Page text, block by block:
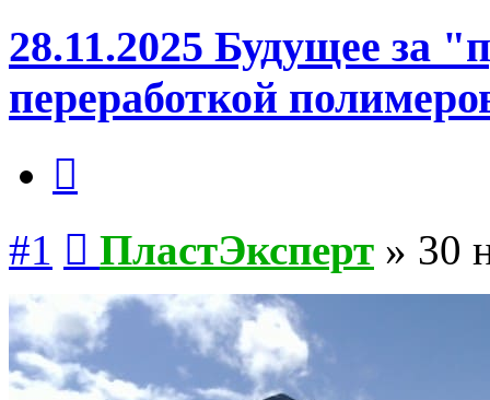
28.11.2025 Будущее за
переработкой
#1 ПластЭксперт » 30